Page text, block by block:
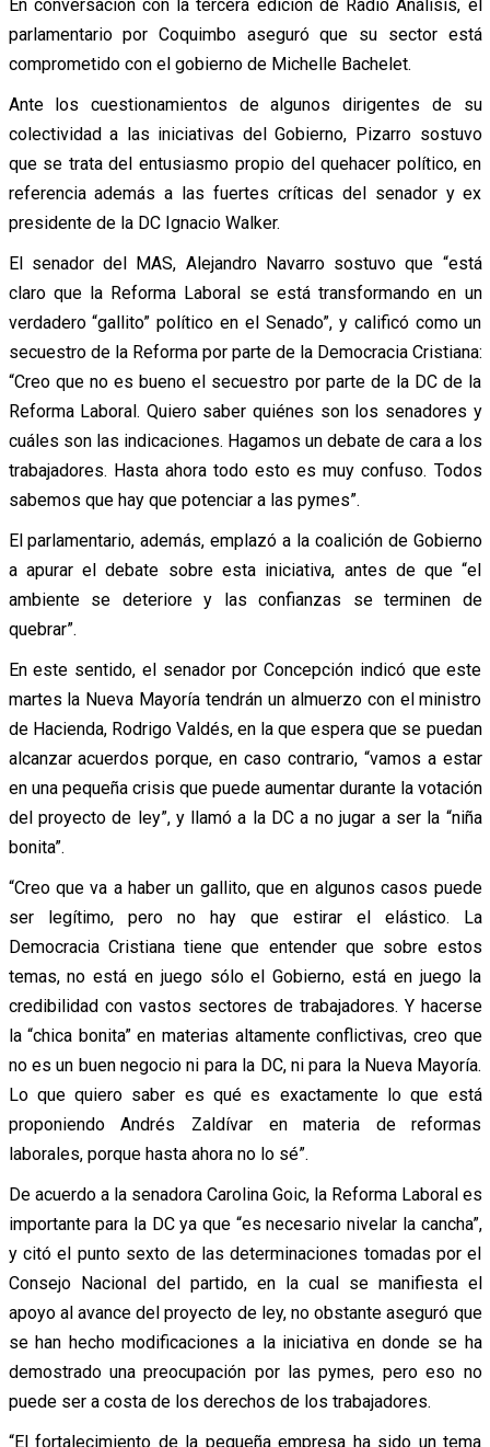
En conversación con la tercera edición de Radio Análisis, el
parlamentario por Coquimbo aseguró que su sector está
comprometido con el gobierno de Michelle Bachelet.
Ante los cuestionamientos de algunos dirigentes de su
colectividad a las iniciativas del Gobierno, Pizarro sostuvo
que se trata del entusiasmo propio del quehacer político, en
referencia además a las fuertes críticas del senador y ex
presidente de la DC Ignacio Walker.
El senador del MAS, Alejandro Navarro sostuvo que “está
claro que la Reforma Laboral se está transformando en un
verdadero “gallito” político en el Senado”, y calificó como un
secuestro de la Reforma por parte de la Democracia Cristiana:
“Creo que no es bueno el secuestro por parte de la DC de la
Reforma Laboral. Quiero saber quiénes son los senadores y
cuáles son las indicaciones. Hagamos un debate de cara a los
trabajadores. Hasta ahora todo esto es muy confuso. Todos
sabemos que hay que potenciar a las pymes”.
El parlamentario, además, emplazó a la coalición de Gobierno
a apurar el debate sobre esta iniciativa, antes de que “el
ambiente se deteriore y las confianzas se terminen de
quebrar”.
En este sentido, el senador por Concepción indicó que este
martes la Nueva Mayoría tendrán un almuerzo con el ministro
de Hacienda, Rodrigo Valdés, en la que espera que se puedan
alcanzar acuerdos porque, en caso contrario, “vamos a estar
en una pequeña crisis que puede aumentar durante la votación
del proyecto de ley”, y llamó a la DC a no jugar a ser la “niña
bonita”.
“Creo que va a haber un gallito, que en algunos casos puede
ser legítimo, pero no hay que estirar el elástico. La
Democracia Cristiana tiene que entender que sobre estos
temas, no está en juego sólo el Gobierno, está en juego la
credibilidad con vastos sectores de trabajadores. Y hacerse
la “chica bonita” en materias altamente conflictivas, creo que
no es un buen negocio ni para la DC, ni para la Nueva Mayoría.
Lo que quiero saber es qué es exactamente lo que está
proponiendo Andrés Zaldívar en materia de reformas
laborales, porque hasta ahora no lo sé”.
De acuerdo a la senadora Carolina Goic, la Reforma Laboral es
importante para la DC ya que “es necesario nivelar la cancha”,
y citó el punto sexto de las determinaciones tomadas por el
Consejo Nacional del partido, en la cual se manifiesta el
apoyo al avance del proyecto de ley, no obstante aseguró que
se han hecho modificaciones a la iniciativa en donde se ha
demostrado una preocupación por las pymes, pero eso no
puede ser a costa de los derechos de los trabajadores.
“El fortalecimiento de la pequeña empresa ha sido un tema